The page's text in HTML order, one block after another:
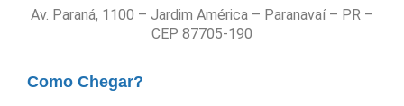
Av. Paraná, 1100 – Jardim América – Paranavaí – PR –
CEP 87705-190
Como Chegar?